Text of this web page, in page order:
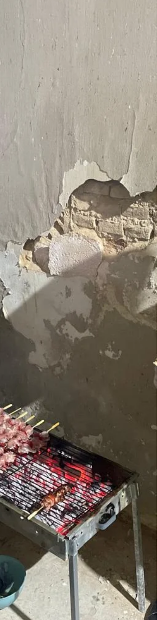
δημιουργώντας μια πραγματική κοινότητα
φροντίδας, αξιοπρέπειας και
Όπως οι πρόσφυγες δεν είναι μόνο
«πρόσφυγες», έτσι και οι άνθρωποι με
αναπηρία δεν είναι μόνο η αναπηρία
τους.Είναι άνθρωποι με προσωπικότητα,
χιούμορ, δύναμη, ταλέντα, ιστορίες κα